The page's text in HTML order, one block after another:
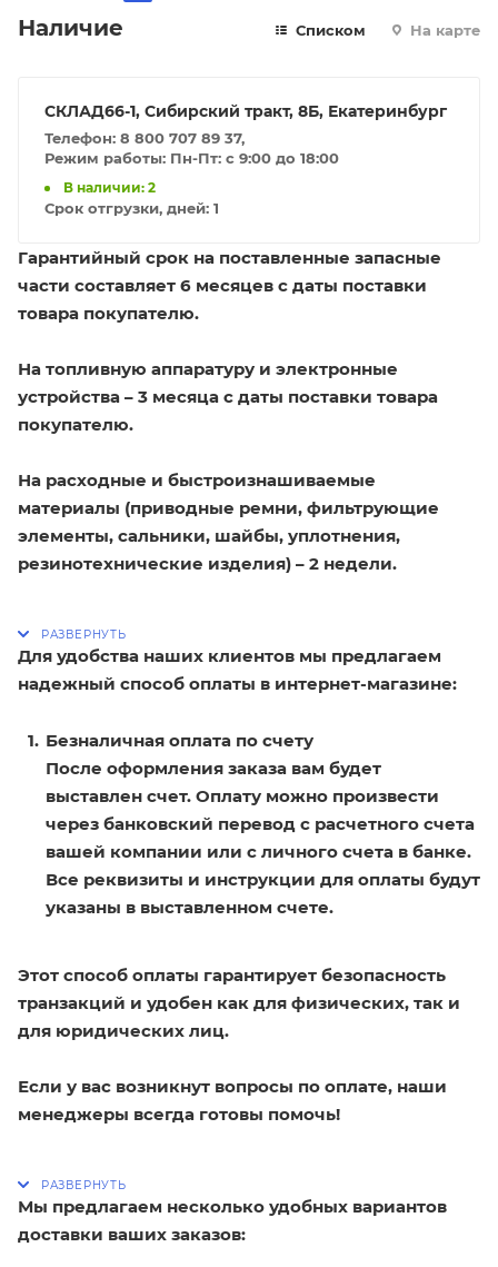
Наличие Списком На карте
СКЛАД66-1, Сибирский тракт, 8Б, Екатеринбург
Телефон: 8 800 707 89 37,
Режим работы: Пн-Пт: с 9:00 до 18:00
В наличии: 2
Срок отгрузки, дней: 1
Гарантийный срок на поставленные запасные
части составляет 6 месяцев с даты поставки
товара покупателю.
На топливную аппаратуру и электронные
устройства – 3 месяца с даты поставки товара
покупателю.
На расходные и быстроизнашиваемые
материалы (приводные ремни, фильтрующие
элементы, сальники, шайбы, уплотнения,
резинотехнические изделия) – 2 недели.
Для удобства наших клиентов мы предлагаем
надежный способ оплаты в интернет-магазине:
Безналичная оплата по счету
После оформления заказа вам будет
выставлен счет. Оплату можно произвести
через банковский перевод с расчетного счета
вашей компании или с личного счета в банке.
Все реквизиты и инструкции для оплаты будут
указаны в выставленном счете.
Этот способ оплаты гарантирует безопасность
транзакций и удобен как для физических, так и
для юридических лиц.
Если у вас возникнут вопросы по оплате, наши
менеджеры всегда готовы помочь!
Мы предлагаем несколько удобных вариантов
доставки ваших заказов: